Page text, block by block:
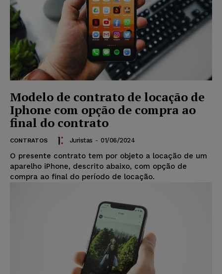
Modelo de contrato de locação de
Iphone com opção de compra ao
final do contrato
CONTRATOS Juristas - 01/06/2024
O presente contrato tem por objeto a locação de um
aparelho iPhone, descrito abaixo, com opção de
compra ao final do período de locação.